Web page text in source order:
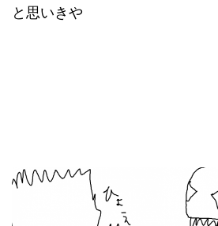
と思いきや